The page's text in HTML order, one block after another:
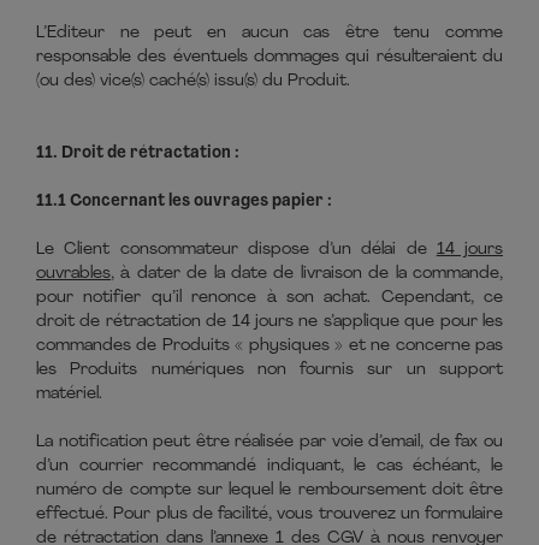
L’Editeur ne peut en aucun cas être tenu comme
responsable des éventuels dommages qui résulteraient du
(ou des) vice(s) caché(s) issu(s) du Produit.
11. Droit de rétractation :
11.1 Concernant les ouvrages papier :
Le Client consommateur dispose d’un délai de 14 jours
ouvrables, à dater de la date de livraison de la commande,
pour notifier qu’il renonce à son achat. Cependant, ce
droit de rétractation de 14 jours ne s’applique que pour les
commandes de Produits « physiques » et ne concerne pas
les Produits numériques non fournis sur un support
matériel.
La notification peut être réalisée par voie d’email, de fax ou
d’un courrier recommandé indiquant, le cas échéant, le
numéro de compte sur lequel le remboursement doit être
effectué. Pour plus de facilité, vous trouverez un formulaire
de rétractation dans l’annexe 1 des CGV à nous renvoyer